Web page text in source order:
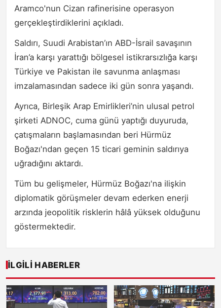
Aramco'nun Cizan rafinerisine operasyon
gerçekleştirdiklerini açıkladı.
Saldırı, Suudi Arabistan’ın ABD-İsrail savaşının
İran’a karşı yarattığı bölgesel istikrarsızlığa karşı
Türkiye ve Pakistan ile savunma anlaşması
imzalamasından sadece iki gün sonra yaşandı.
Ayrıca, Birleşik Arap Emirlikleri’nin ulusal petrol
şirketi ADNOC, cuma günü yaptığı duyuruda,
çatışmaların başlamasından beri Hürmüz
Boğazı'ndan geçen 15 ticari geminin saldırıya
uğradığını aktardı.
Tüm bu gelişmeler, Hürmüz Boğazı'na ilişkin
diplomatik görüşmeler devam ederken enerji
arzında jeopolitik risklerin hâlâ yüksek olduğunu
göstermektedir.
İLGILI HABERLER